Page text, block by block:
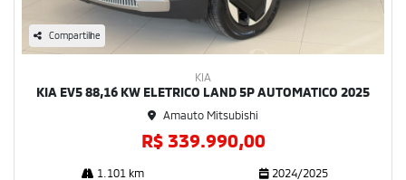
Compartilhe
KIA
KIA EV5 88,16 KW ELETRICO LAND 5P AUTOMATICO 2025
Amauto Mitsubishi
R$ 339.990,00
1.101 km
2024/2025